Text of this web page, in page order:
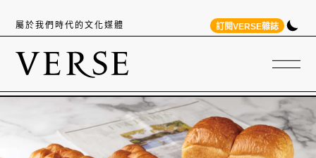
屬於我們時代的文化媒體 訂閱VERSE雜誌